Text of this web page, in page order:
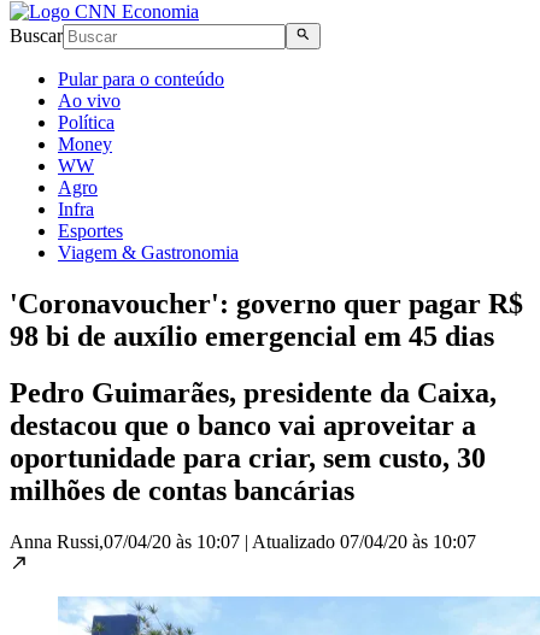
Buscar
Pular para o conteúdo
Ao vivo
Política
Money
WW
Agro
Infra
Esportes
Viagem & Gastronomia
'Coronavoucher': governo quer pagar R$
98 bi de auxílio emergencial em 45 dias
Pedro Guimarães, presidente da Caixa,
destacou que o banco vai aproveitar a
oportunidade para criar, sem custo, 30
milhões de contas bancárias
Anna Russi,07/04/20 às 10:07 | Atualizado 07/04/20 às 10:07